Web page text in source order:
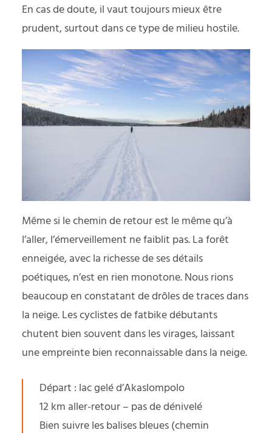
En cas de doute, il vaut toujours mieux être
prudent, surtout dans ce type de milieu hostile.
Même si le chemin de retour est le même qu’à
l’aller, l’émerveillement ne faiblit pas. La forêt
enneigée, avec la richesse de ses détails
poétiques, n’est en rien monotone. Nous rions
beaucoup en constatant de drôles de traces dans
la neige. Les cyclistes de fatbike débutants
chutent bien souvent dans les virages, laissant
une empreinte bien reconnaissable dans la neige.
Départ : lac gelé d’Akaslompolo
12 km aller-retour – pas de dénivelé
Bien suivre les balises bleues (chemin